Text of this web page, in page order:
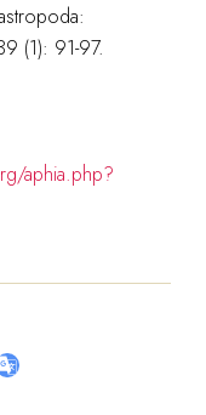
(1): 91-97.
aphia.php?